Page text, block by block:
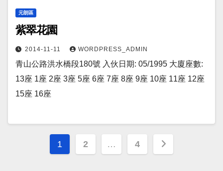
元朗區
紫翠花園
2014-11-11 WORDPRESS_ADMIN
青山公路洪水橋段180號 入伙日期: 05/1995 大廈座數:
13座 1座 2座 3座 5座 6座 7座 8座 9座 10座 11座 12座
15座 16座
Posts
1 2 … 4